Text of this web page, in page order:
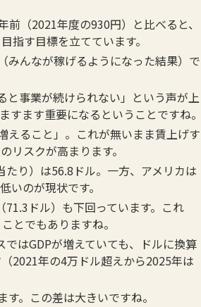
（2021年度の930円）と比べると、
指す目標を立てています。
みんなが稼げるようになった結果）で
と事業が続けられない」という声が上
すます重要になるということですね。
えること」。これが無いまま賃上げす
リスクが高まります。
たり）は56.8ドル。一方、アメリカは
いのが現状です。
ドル）も下回っています。これ
とでもありますね。
ではGDPが増えていても、ドルに換算
2021年の4万ドル超えから2025年は
。この差は大きいですね。